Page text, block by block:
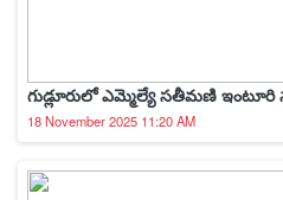
గుడ్లూరులో ఎమ్మెల్యే సతీమణి
18 November 2025 11:20 AM